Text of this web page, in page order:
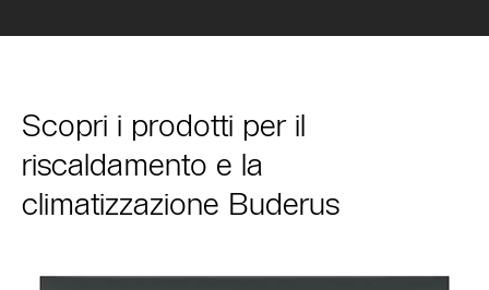
Scopri i prodotti per il
riscaldamento e la
climatizzazione Buderus